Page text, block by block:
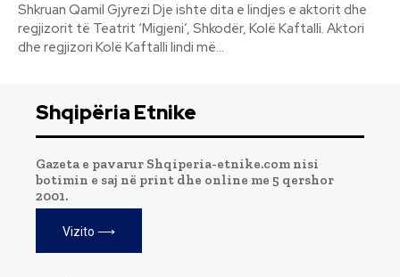
Shkruan Qamil Gjyrezi Dje ishte dita e lindjes e aktorit dhe
regjizorit të Teatrit ‘Migjeni’, Shkodër, Kolë Kaftalli. Aktori
dhe regjizori Kolë Kaftalli lindi më...
Shqipëria Etnike
Gazeta e pavarur Shqiperia-etnike.com nisi
botimin e saj në print dhe online me 5 qershor
2001.
Vizito ⟶